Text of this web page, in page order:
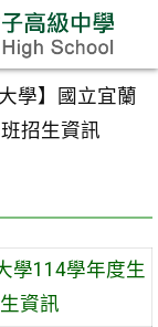
學】國立宜蘭
招生資訊
學114學年度生
資訊